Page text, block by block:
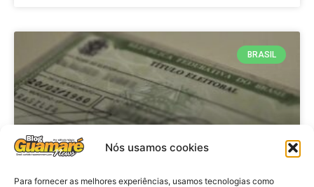
Nós usamos cookies
Para fornecer as melhores experiências, usamos tecnologias como
BRASIL